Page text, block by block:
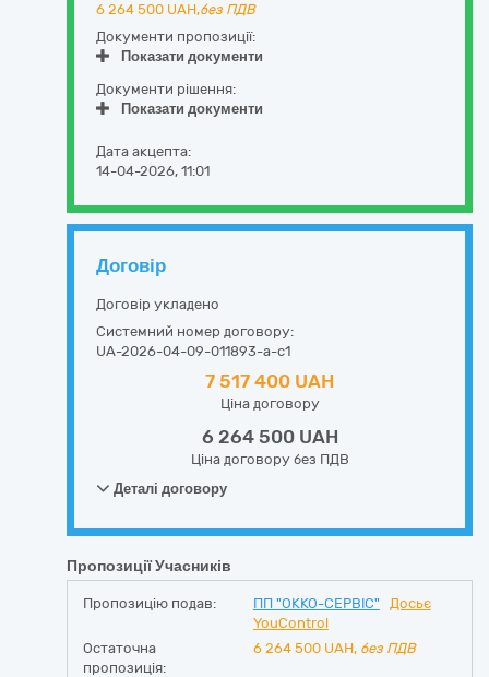
6 264 500 UAH,без ПДВ
Документи пропозиції:
Показати документи
Документи рішення:
Показати документи
Дата акцепта:
14-04-2026, 11:01
Договір
Договір укладено
Системний номер договору:
UA-2026-04-09-011893-a-c1
7 517 400 UAH
Ціна договору
6 264 500 UAH
Ціна договору без ПДВ
Деталі договору
Пропозиції Учасників
Пропозицію подав: ПП "ОККО-СЕРВІС"
Досьє
YouControl
Остаточна
пропозиція:
6 264 500 UAH, без ПДВ